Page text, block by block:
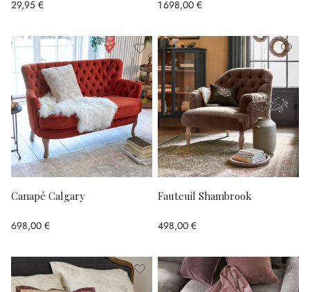
29,95 €
1 698,00 €
Canapé Calgary
698,00 €
Fauteuil Shambrook
498,00 €